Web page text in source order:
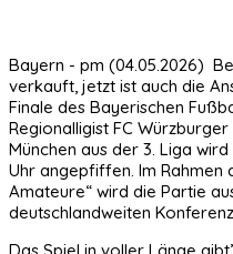
Bayern - pm (04.05.2026)
verkauft, jetzt ist auch die
Finale des Bayerischen
Regionalligist FC
München aus der 3. Liga
Uhr angepfiffen. Im Rahmen
Amateure“ wird die Partie
deutschlandweiten
Das Spiel in voller Länge